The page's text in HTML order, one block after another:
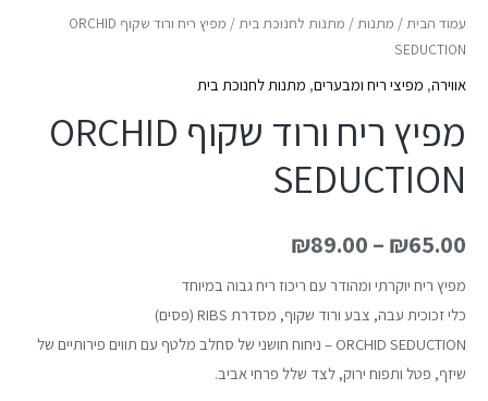
עמוד הבית/ מתנות/ מתנות לחנוכת בית
/ מפיץ ריח ורוד שקוף ORCHID
SEDUCTION
אווירה, מפיצי ריח ומבערים, מתנות לחנוכת בית
מפיץ ריח ורוד שקוף ORCHID
SEDUCTION
₪65.00
–
₪89.00
מפיץ ריח יוקרתי ומהודר עם ריכוז ריח גבוה במיוחד
כלי זכוכית עבה, צבע ורוד שקוף, מסדרת RIBS (פסים)
ORCHID SEDUCTION – ניחוח חושני של סחלב מלטף עם תווים פירותיים של
שיזף, פטל ותפוח ירוק, לצד שלל פרחי אביב.